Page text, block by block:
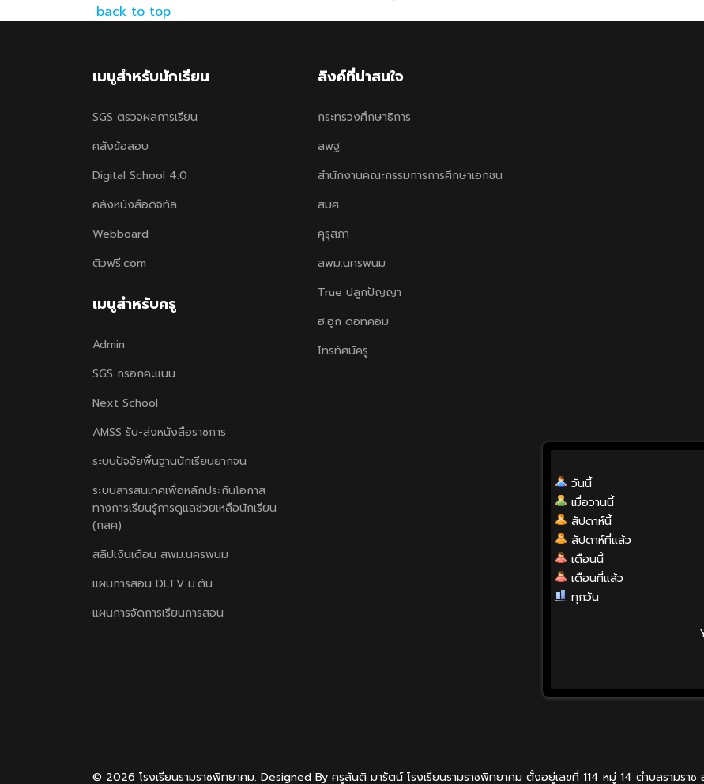
back to top
เมนูสำหรับนักเรียน
SGS ตรวจผลการเรียน
คลังข้อสอบ
Digital School 4.0
คลังหนังสือดิจิทัล
Webboard
ติวฟรี.com
เมนูสำหรับครู
Admin
SGS กรอกคะแนน
Next School
AMSS รับ-ส่งหนังสือราชการ
ระบบปัจจัยพื้นฐานนักเรียนยากจน
ระบบสารสนเทศเพื่อหลักประกันโอกาส
ทางการเรียนรู้การดูแลช่วยเหลือนักเรียน
(กสศ)
สลิปเงินเดือน สพม.นครพนม
แผนการสอน DLTV ม.ต้น
แผนการจัดการเรียนการสอน
ลิงค์ที่น่าสนใจ
กระทรวงศึกษาธิการ
สพฐ.
สำนักงานคณะกรรมการการศึกษาเอกชน
สมศ.
คุรุสภา
สพม.นครพนม
True ปลูกปัญญา
ฮ.ฮูก ดอทคอม
โทรทัศน์ครู
วันนี้
เมื่อวานนี้
สัปดาห์นี้
สัปดาห์ที่แล้ว
เดือนนี้
เดือนที่แล้ว
ทุกวัน
© 2026 โรงเรียนรามราชพิทยาคม. Designed By ครูสันติ มารัตน์ โรงเรียนรามราชพิทยาคม ตั้งอยู่เลขที่ 114 หมู่ 14 ตำบลรามร